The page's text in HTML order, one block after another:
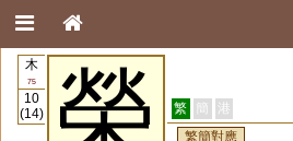
木
75
10
(14)
榮 繁 簡 港
繁簡對應